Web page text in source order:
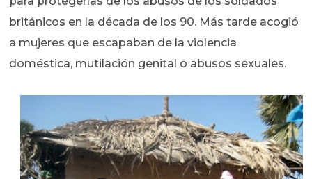
británicos en la década de los 90. Más tarde acogió
a mujeres que escapaban de la violencia
doméstica, mutilación genital o abusos sexuales.